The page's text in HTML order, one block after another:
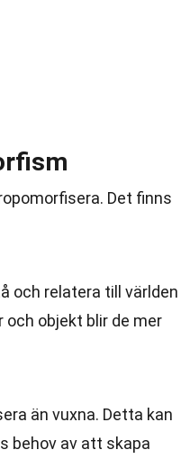
Det finns
och relatera till världen
och objekt blir de mer
än vuxna. Detta kan
behov av att skapa